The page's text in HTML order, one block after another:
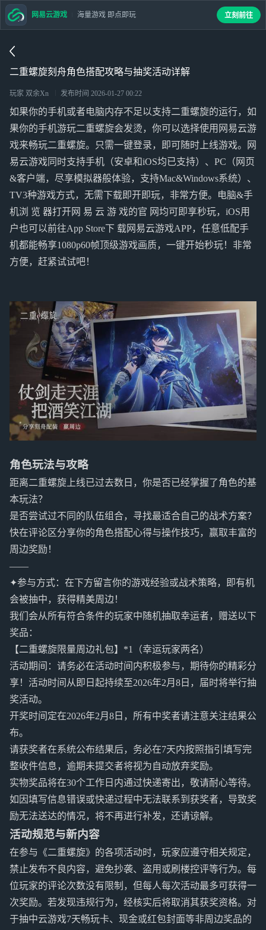
二重螺旋刻舟角色搭配攻略与抽奖活动详解
玩家 双余Xn 发布时间 2026-01-27 00:22
如果你的手机或者电脑内存不足以支持二重螺旋的运行，如
果你的手机游玩二重螺旋会发烫，你可以选择使用网易云游
戏来畅玩二重螺旋。只需一键登录，即可随时上线游戏。网
易云游戏同时支持手机（安卓和iOS均已支持）、PC（网页
&客户端，尽享模拟器般体验，支持Mac&Windows系统）、
TV3种游戏方式，无需下载即开即玩，非常方便。电脑&手
机浏 览 器打开网 易 云 游 戏的官 网均可即享秒玩，iOS用
户也可以前往App Store下 载网易云游戏APP，任意低配手
机都能畅享1080p60帧顶级游戏画质，一键开始秒玩！非常
方便，赶紧试试吧！
角色玩法与攻略
距离二重螺旋上线已过去数日，你是否已经掌握了角色的基
本玩法？
是否尝试过不同的队伍组合，寻找最适合自己的战术方案？
快在评论区分享你的角色搭配心得与操作技巧，赢取丰富的
周边奖励！
——
✦参与方式：在下方留言你的游戏经验或战术策略，即有机
会被抽中，获得精美周边！
我们会从所有符合条件的玩家中随机抽取幸运者，赠送以下
奖品：
【二重螺旋限量周边礼包】*1（幸运玩家两名）
活动期间：请务必在活动时间内积极参与，期待你的精彩分
享！活动时间从即日起持续至2026年2月8日，届时将举行抽
奖活动。
开奖时间定在2026年2月8日，所有中奖者请注意关注结果公
布。
请获奖者在系统公布结果后，务必在7天内按照指引填写完
整收件信息，逾期未提交者将视为自动放弃奖励。
实物奖品将在30个工作日内通过快递寄出，敬请耐心等待。
如因填写信息错误或快递过程中无法联系到获奖者，导致奖
励无法送达的情况，将不再进行补发，还请谅解。
活动规范与新内容
在参与《二重螺旋》的各项活动时，玩家应遵守相关规定，
禁止发布不良内容，避免抄袭、盗用或刷楼控评等行为。每
位玩家的评论次数没有限制，但每人每次活动最多可获得一
次奖励。若发现违规行为，经核实后将取消其获奖资格。对
于抽中云游戏7天畅玩卡、现金或红包封面等非周边奖品的
网易云游戏 海量游戏 即点即玩 立刻前往